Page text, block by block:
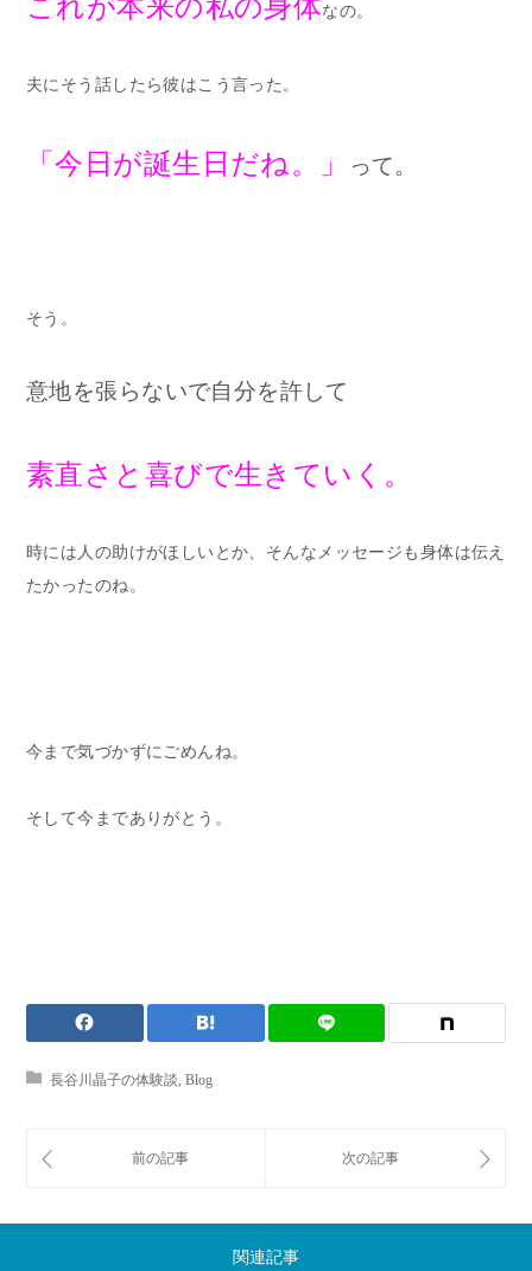
これが本来の私の身体なの。
夫にそう話したら彼はこう言った。
「今日が誕生日だね。」 って。
そう。
意地を張らないで自分を許して
素直さと喜びで生きていく。
時には人の助けがほしいとか、そんなメッセージも身体は伝え
たかったのね。
今まで気づかずにごめんね。
そして今までありがとう。
長谷川晶子の体験談, Blog
関連記事